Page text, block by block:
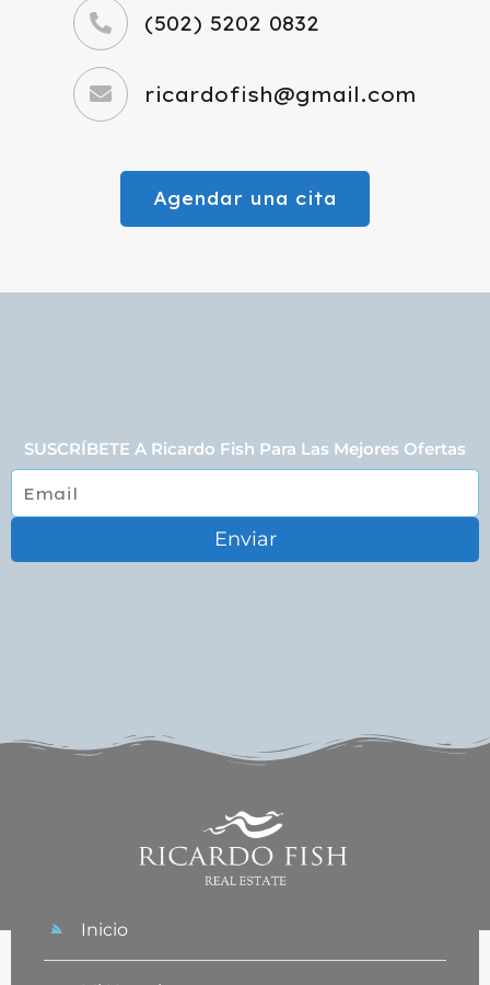
(502) 5202 0832
ricardofish@gmail.com
Agendar una cita
SUSCRÍBETE A Ricardo Fish Para Las Mejores Ofertas
Enviar
Inicio